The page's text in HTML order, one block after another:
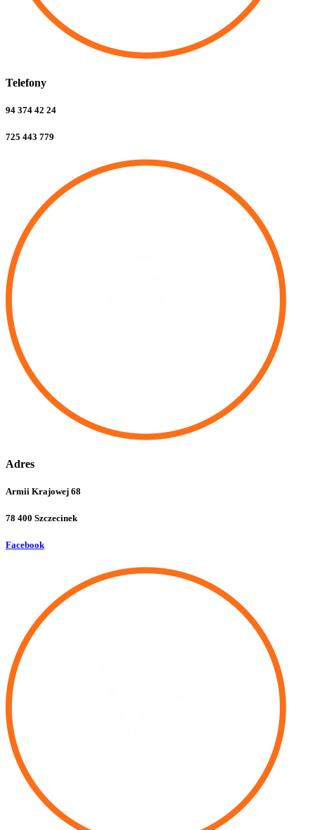
Telefony
94 374 42 24
725 443 779
Adres
Armii Krajowej 68
78 400 Szczecinek
Facebook